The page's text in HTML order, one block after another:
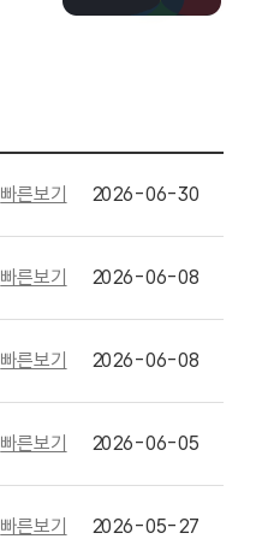
빠른보기 2026-06-30
빠른보기 2026-06-08
빠른보기 2026-06-08
빠른보기 2026-06-05
빠른보기 2026-05-27